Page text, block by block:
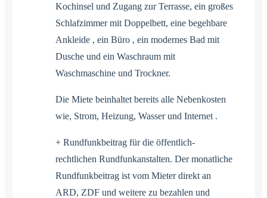
Kochinsel und Zugang zur Terrasse, ein großes
Schlafzimmer mit Doppelbett, eine begehbare
Ankleide , ein Büro , ein modernes Bad mit
Dusche und ein Waschraum mit
Waschmaschine und Trockner.
Die Miete beinhaltet bereits alle Nebenkosten
wie, Strom, Heizung, Wasser und Internet .
+ Rundfunkbeitrag für die öffentlich-
rechtlichen Rundfunkanstalten. Der monatliche
Rundfunkbeitrag ist vom Mieter direkt an
ARD, ZDF und weitere zu bezahlen und